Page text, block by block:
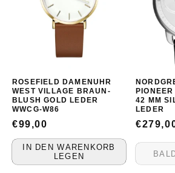
ROSEFIELD DAMENUHR
WEST VILLAGE BRAUN-
BLUSH GOLD LEDER
WWCG-W86
NORMALER
PREIS
€99,00
IN DEN WARENKORB
LEGEN
42 MM
LEDER
PREIS